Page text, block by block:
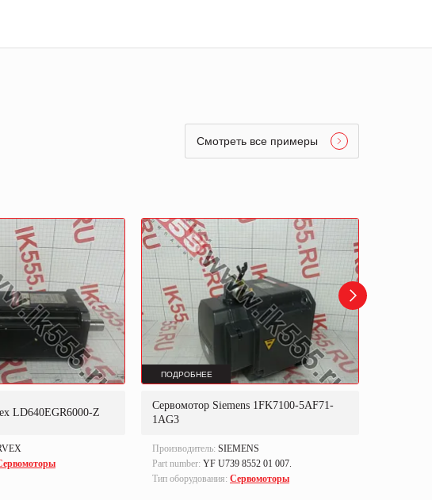
Смотреть все примеры
LD640EGR6000-Z
ПОДРОБНЕЕ
Сервомотор Siemens 1FK7100-5AF71-
1AG3
Производитель: SIEMENS
Part number: YF U739 8552 01 007.
Тип оборудования: Сервомоторы